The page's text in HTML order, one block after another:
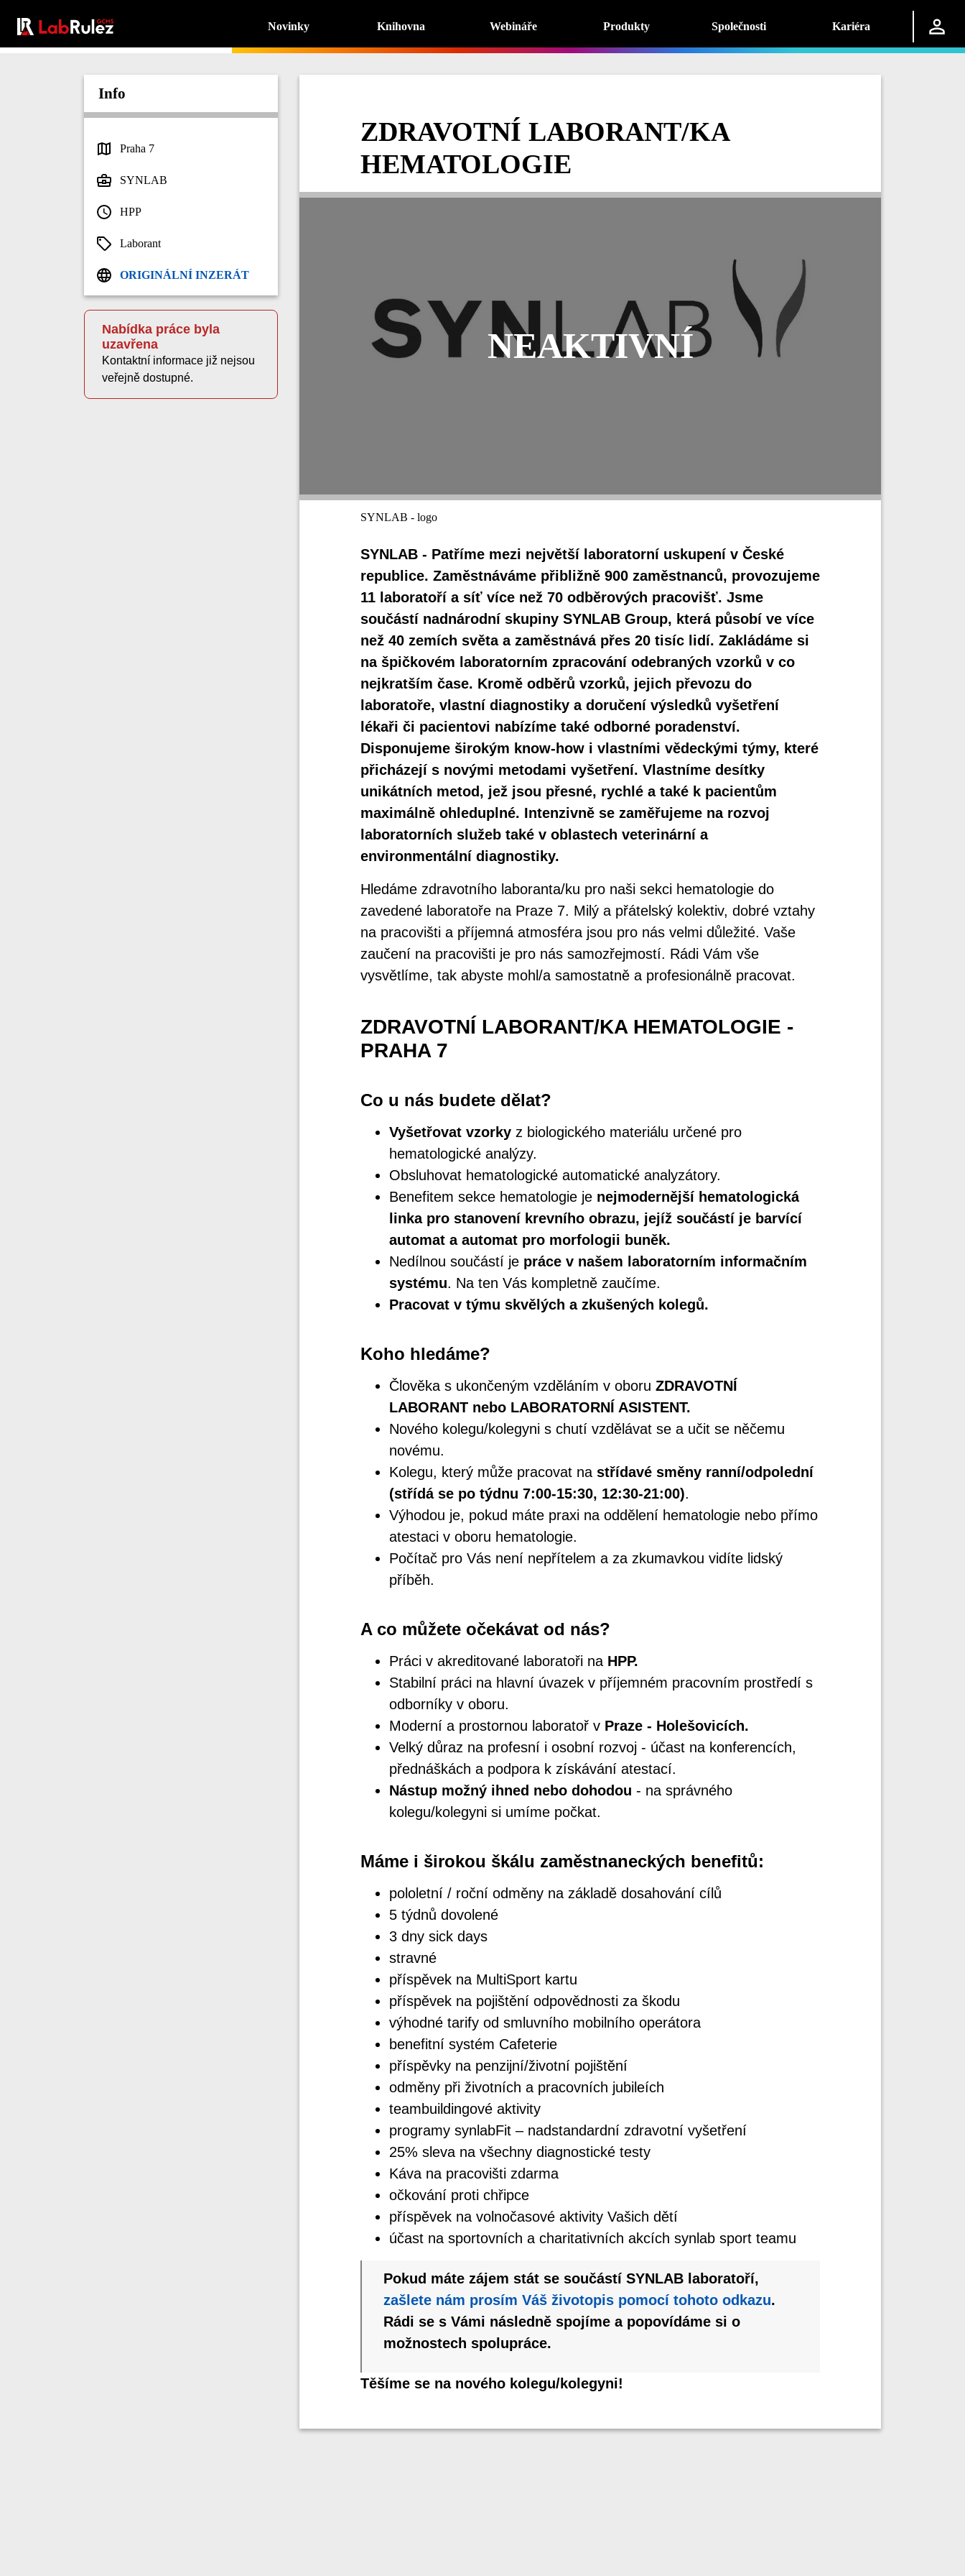
Novinky Knihovna Webináře Produkty Společnosti Kariéra
Info
Praha 7
SYNLAB
HPP
Laborant
ORIGINÁLNÍ INZERÁT
Nabídka práce byla
uzavřena
Kontaktní informace již nejsou
veřejně dostupné.
ZDRAVOTNÍ LABORANT/KA
HEMATOLOGIE
NEAKTIVNÍ
SYNLAB - logo
SYNLAB - Patříme mezi největší laboratorní uskupení v České
republice. Zaměstnáváme přibližně 900 zaměstnanců, provozujeme
11 laboratoří a síť více než 70 odběrových pracovišť. Jsme
součástí nadnárodní skupiny SYNLAB Group, která působí ve více
než 40 zemích světa a zaměstnává přes 20 tisíc lidí. Zakládáme si
na špičkovém laboratorním zpracování odebraných vzorků v co
nejkratším čase. Kromě odběrů vzorků, jejich převozu do
laboratoře, vlastní diagnostiky a doručení výsledků vyšetření
lékaři či pacientovi nabízíme také odborné poradenství.
Disponujeme širokým know-how i vlastními vědeckými týmy, které
přicházejí s novými metodami vyšetření. Vlastníme desítky
unikátních metod, jež jsou přesné, rychlé a také k pacientům
maximálně ohleduplné. Intenzivně se zaměřujeme na rozvoj
laboratorních služeb také v oblastech veterinární a
environmentální diagnostiky.
Hledáme zdravotního laboranta/ku pro naši sekci hematologie do
zavedené laboratoře na Praze 7. Milý a přátelský kolektiv, dobré vztahy
na pracovišti a příjemná atmosféra jsou pro nás velmi důležité. Vaše
zaučení na pracovišti je pro nás samozřejmostí. Rádi Vám vše
vysvětlíme, tak abyste mohl/a samostatně a profesionálně pracovat.
ZDRAVOTNÍ LABORANT/KA HEMATOLOGIE -
PRAHA 7
Co u nás budete dělat?
Vyšetřovat vzorky z biologického materiálu určené pro
hematologické analýzy.
Obsluhovat hematologické automatické analyzátory.
Benefitem sekce hematologie je nejmodernější hematologická
linka pro stanovení krevního obrazu, jejíž součástí je barvící
automat a automat pro morfologii buněk.
Nedílnou součástí je práce v našem laboratorním informačním
systému. Na ten Vás kompletně zaučíme.
Pracovat v týmu skvělých a zkušených kolegů.
Koho hledáme?
Člověka s ukončeným vzděláním v oboru ZDRAVOTNÍ
LABORANT nebo LABORATORNÍ ASISTENT.
Nového kolegu/kolegyni s chutí vzdělávat se a učit se něčemu
novému.
Kolegu, který může pracovat na střídavé směny ranní/odpolední
(střídá se po týdnu 7:00-15:30, 12:30-21:00).
Výhodou je, pokud máte praxi na oddělení hematologie nebo přímo
atestaci v oboru hematologie.
Počítač pro Vás není nepřítelem a za zkumavkou vidíte lidský
příběh.
A co můžete očekávat od nás?
Práci v akreditované laboratoři na HPP.
Stabilní práci na hlavní úvazek v příjemném pracovním prostředí s
odborníky v oboru.
Moderní a prostornou laboratoř v Praze - Holešovicích.
Velký důraz na profesní i osobní rozvoj - účast na konferencích,
přednáškách a podpora k získávání atestací.
Nástup možný ihned nebo dohodou - na správného
kolegu/kolegyni si umíme počkat.
Máme i širokou škálu zaměstnaneckých benefitů:
pololetní / roční odměny na základě dosahování cílů
5 týdnů dovolené
3 dny sick days
stravné
příspěvek na MultiSport kartu
příspěvek na pojištění odpovědnosti za škodu
výhodné tarify od smluvního mobilního operátora
benefitní systém Cafeterie
příspěvky na penzijní/životní pojištění
odměny při životních a pracovních jubileích
teambuildingové aktivity
programy synlabFit – nadstandardní zdravotní vyšetření
25% sleva na všechny diagnostické testy
Káva na pracovišti zdarma
očkování proti chřipce
příspěvek na volnočasové aktivity Vašich dětí
účast na sportovních a charitativních akcích synlab sport teamu
Pokud máte zájem stát se součástí SYNLAB laboratoří,
zašlete nám prosím Váš životopis pomocí tohoto odkazu.
Rádi se s Vámi následně spojíme a popovídáme si o
možnostech spolupráce.
Těšíme se na nového kolegu/kolegyni!